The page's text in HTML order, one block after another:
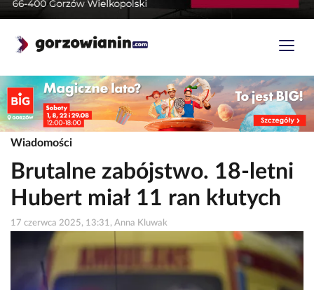
Wiadomości
Brutalne zabójstwo. 18-letni
Hubert miał 11 ran kłutych
17 czerwca 2025, 13:31, Anna Kluwak